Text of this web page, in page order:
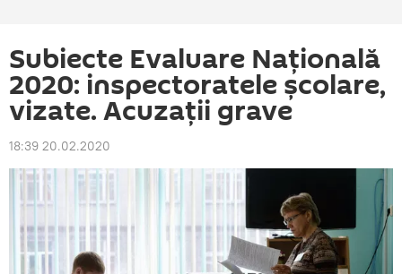
Subiecte Evaluare Națională
2020: inspectoratele școlare,
vizate. Acuzații grave
18:39 20.02.2020